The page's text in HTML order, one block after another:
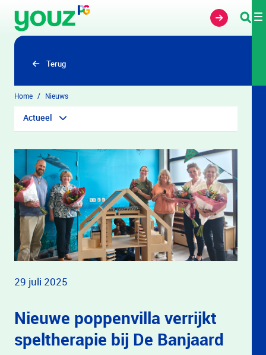
Overslaan en naar hoofdinhoud gaan
Terug
Home Nieuws
Actueel
29 juli 2025
Nieuwe poppenvilla verrijkt
speltherapie bij De Banjaard